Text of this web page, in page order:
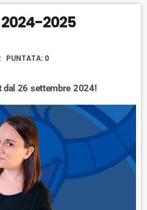
A
U
E
O
2025
PUNTATA: 0
dal 26 settembre 2024!